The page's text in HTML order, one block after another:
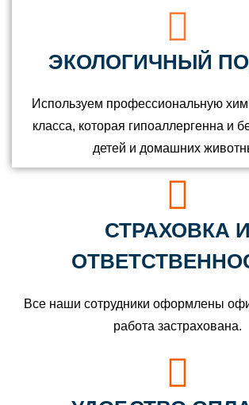
ЭКОЛОГИЧНЫЙ
Используем профессиональную
класса, которая гипоаллергенна и
детей и домашних
СТРАХОВКА И
Все наши сотрудники оформлены
работа застрахована.